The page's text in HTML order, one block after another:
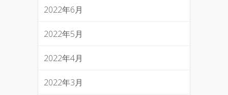
2022年6月
2022年5月
2022年4月
2022年3月